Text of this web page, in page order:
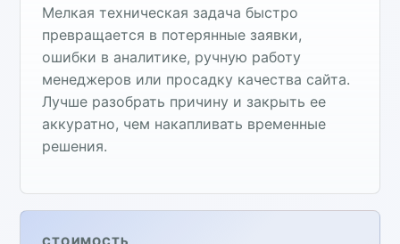
Мелкая техническая задача быстро
превращается в потерянные заявки,
ошибки в аналитике, ручную работу
менеджеров или просадку качества сайта.
Лучше разобрать причину и закрыть ее
аккуратно, чем накапливать временные
решения.